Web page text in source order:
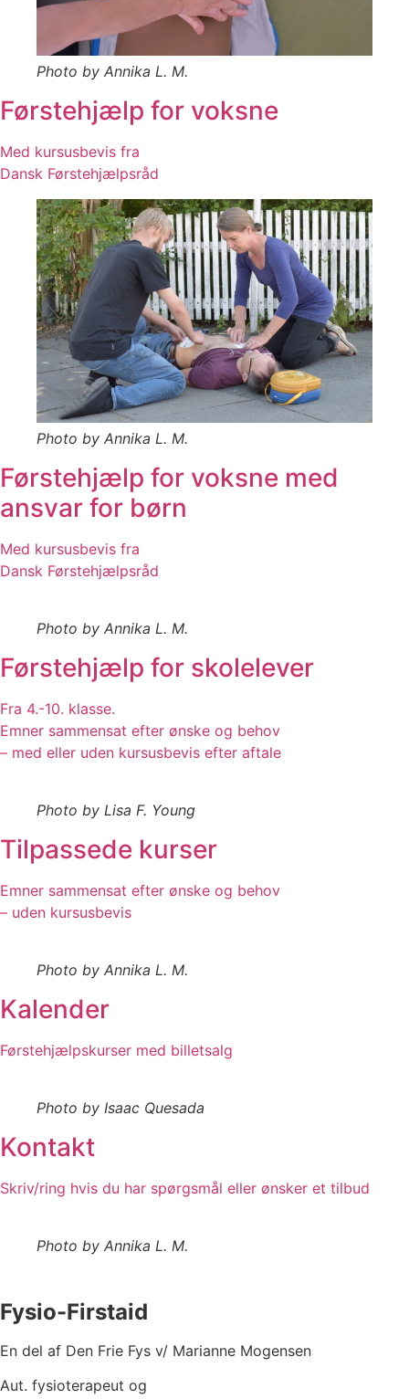
Photo by Annika L. M.
Førstehjælp for voksne
Med kursusbevis fra
Dansk Førstehjælpsråd
Photo by Annika L. M.
Førstehjælp for voksne med
ansvar for børn
Med kursusbevis fra
Dansk Førstehjælpsråd
Photo by Annika L. M.
Førstehjælp for skolelever
Fra 4.-10. klasse.
Emner sammensat efter ønske og behov
– med eller uden kursusbevis efter aftale
Photo by Lisa F. Young
Tilpassede kurser
Emner sammensat efter ønske og behov
– uden kursusbevis
Photo by Annika L. M.
Kalender
Førstehjælpskurser med billetsalg
Photo by Isaac Quesada
Kontakt
Skriv/ring hvis du har spørgsmål eller ønsker et tilbud
Photo by Annika L. M.
Fysio-Firstaid
En del af Den Frie Fys v/ Marianne Mogensen
Aut. fysioterapeut og